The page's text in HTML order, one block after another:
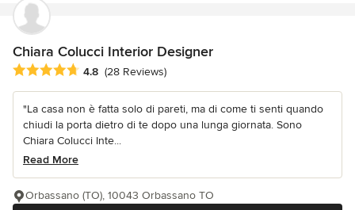
Chiara Colucci Interior Designer
Average rating: 4.8 out of 5 stars
4.8 (28 Reviews)
"La casa non è fatta solo di pareti, ma di come ti senti quando
chiudi la porta dietro di te dopo una lunga giornata. Sono
Chiara Colucci Inte...
Read More
Orbassano (TO), 10043 Orbassano TO